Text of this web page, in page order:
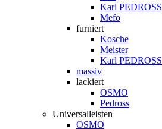
Karl PEDROSS
Mefo
furniert
Kosche
Meister
Karl PEDROSS
massiv
lackiert
OSMO
Pedross
Universalleisten
OSMO